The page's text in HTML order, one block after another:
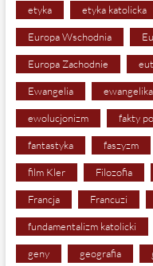
etyka etyka katolicka
Europa Wschodnia
Europa Zachodnie
Ewangelia
ewolucjonizm fakty
fantastyka faszyzm
film Kler Filozofia
Francja Francuzi
fundamentalizm katolicki
geny geografia